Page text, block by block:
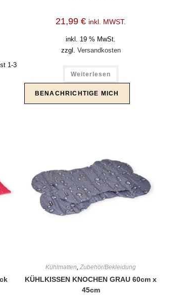
1-3
21,99€ inkl. MWST.
inkl. 19 % MwSt.
zzgl. Versandkosten
Weiterlesen
Kühlmatten ,Zubehör/Bekleidung
KÜHLKISSEN KNOCHEN GRAU 60cm x
45cm